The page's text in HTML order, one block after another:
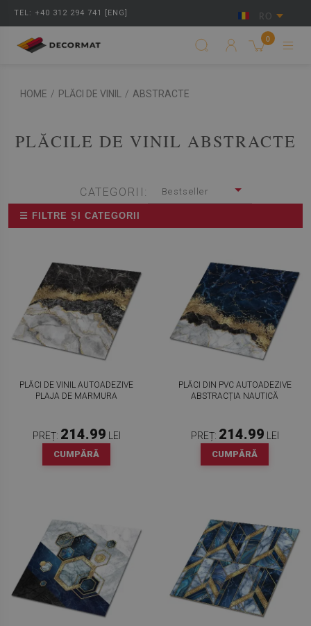
TEL: +40 312 294 741 [ENG] RO
0
HOME / PLĂCI DE VINIL / ABSTRACTE
PLĂCILE DE VINIL ABSTRACTE
CATEGORII: Bestseller
☰ FILTRE ȘI CATEGORII
PLĂCI DE VINIL AUTOADEZIVE
PLAJA DE MARMURA
PREȚ: 214.99 LEI
CUMPĂRĂ
PLĂCI DIN PVC AUTOADEZIVE
ABSTRACȚIA NAUTICĂ
PREȚ: 214.99 LEI
CUMPĂRĂ